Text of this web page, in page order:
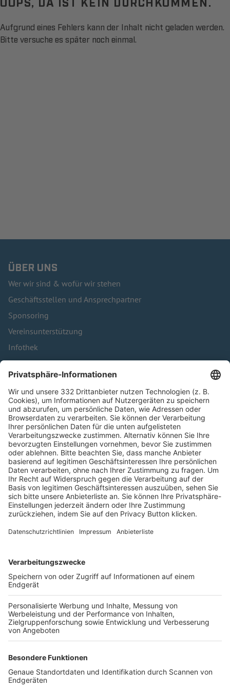
Aufgrund eines Fehlers kann der Inhalt nicht geladen werden.
Bitte versuche es später noch einmal.
ÜBER UNS
Wer wir sind & wofür wir stehen
Geschäftsstellen und Ansprechpartner
Sponsoring
Vereinsunterstützung
Infothek
Kontakt
HÄUFIG BESUCHTE SEITEN
Pässe und Vereinswechsel
Trainerausbildung
Schulungsangebot Vereinsmitarbeiter
BFV-Geschäftsstellen
Trainerbörse
Login SpielPlus
FOLGE DEM BFV
TOP-VEREINE
TOP-PARTNER